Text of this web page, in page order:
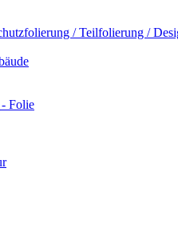
/ Teilfolierung /
Folie